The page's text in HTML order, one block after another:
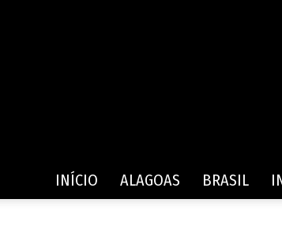
INÍCIO ALAGOAS BRASIL